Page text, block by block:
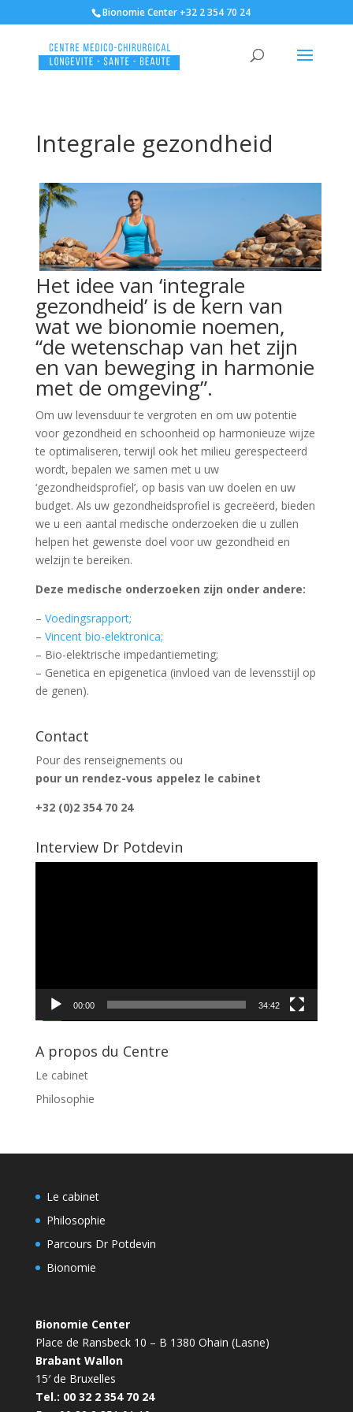
Bionomie Center +32 2 354 70 24
Integrale gezondheid
Het idee van ‘integrale
gezondheid’ is de kern van
wat we bionomie noemen,
“de wetenschap van het zijn
en van beweging in harmonie
met de omgeving”.
Om uw levensduur te vergroten en om uw potentie
voor gezondheid en schoonheid op harmonieuze wijze
te optimaliseren, terwijl ook het milieu gerespecteerd
wordt, bepalen we samen met u uw
‘gezondheidsprofiel’, op basis van uw doelen en uw
budget. Als uw gezondheidsprofiel is gecreëerd, bieden
we u een aantal medische onderzoeken die u zullen
helpen het gewenste doel voor uw gezondheid en
welzijn te bereiken.
Deze medische onderzoeken zijn onder andere:
– Voedingsrapport;
– Vincent bio-elektronica;
– Bio-elektrische impedantiemeting;
– Genetica en epigenetica (invloed van de levensstijl op
de genen).
Contact
Pour des renseignements ou
pour un rendez-vous appelez le cabinet
+32 (0)2 354 70 24
Interview Dr Potdevin
00:00 34:42
A propos du Centre
Le cabinet
Philosophie
Le cabinet
Philosophie
Parcours Dr Potdevin
Bionomie
Bionomie Center
Place de Ransbeck 10 – B 1380 Ohain (Lasne)
Brabant Wallon
15′ de Bruxelles
Tel.: 00 32 2 354 70 24